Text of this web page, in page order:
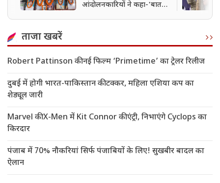
आंदोलनकारियों ने कहा-'बात
ताजा खबरें
Robert Pattinson की नई फिल्म ‘Primetime’ का ट्रेलर रिलीज
दुबई में होगी भारत-पाकिस्तान की टक्कर, महिला एशिया कप का
शेड्यूल जारी
Marvel की X-Men में Kit Connor की एंट्री, निभाएंगे Cyclops का
किरदार
पंजाब में 70% नौकरियां सिर्फ पंजाबियों के लिए! सुखबीर बादल का
ऐलान